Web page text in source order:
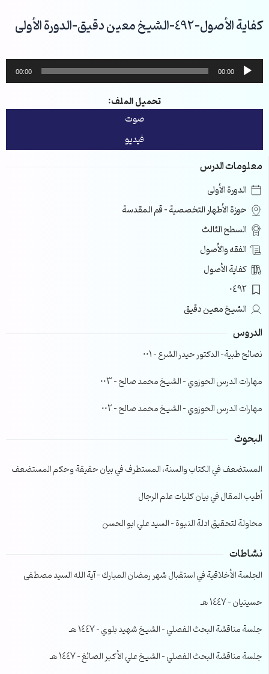
إلى
المحتوى
كفاية الأصول-492-الشيخ معين دقيق-الدورة الأولى
مشغل
الصوت
00:00
00:00
تحميل الملف:
صوت
فيديو
معلومات الدرس
الدورة الأولى
حوزة الأطهار التخصصية – قم المقدسة
السطح الثالث
الفقه والأصول
كفاية الأصول
0492
الشيخ معين دقيق
الدروس
نصائح طبية- الدكتور حيدر الشرع – 001
مهارات الدرس الحوزوي – الشيخ محمد صالح – 003
مهارات الدرس الحوزوي – الشيخ محمد صالح – 002
البحوث
المستضعف في الكتاب والسنة، المستطرف في بيان حقيقة وحكم المستضعف
أطيب المقال في بيان كليات علم الرجال
محاولة لتحقيق ادلة النبوة – السيد علي ابو الحسن
نشاطات
الجلسة الأخلاقية في استقبال شهر رمضان المبارك – آية الله السيد مصطفى
حسينيان – 1447 هـ
جلسة مناقشة البحث الفصلي – الشيخ شهيد بلوي – 1447 هـ
جلسة مناقشة البحث الفصلي – الشيخ علي الأكبر الصائغ – 1447 هـ